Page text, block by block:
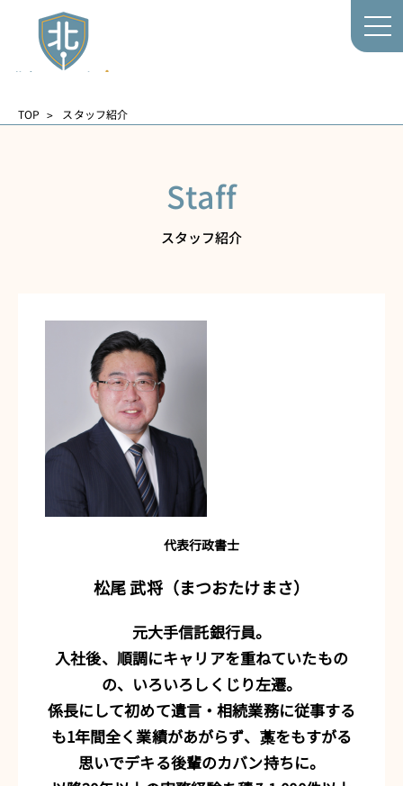
TOP スタッフ紹介
Staff
スタッフ紹介
代表行政書士
松尾 武将（まつおたけまさ）
元大手信託銀行員。
入社後、順調にキャリアを重ねていたもの
の、いろいろしくじり左遷。
係長にして初めて遺言・相続業務に従事する
も1年間全く業績があがらず、藁をもすがる
思いでデキる後輩のカバン持ちに。